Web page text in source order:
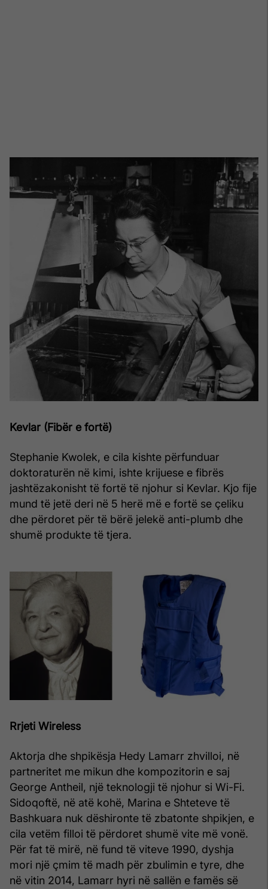
Kevlar (Fibër e fortë)
Stephanie Kwolek, e cila kishte përfunduar
doktoraturën në kimi, ishte krijuese e fibrës
jashtëzakonisht të fortë të njohur si Kevlar. Kjo fije
mund të jetë deri në 5 herë më e fortë se çeliku
dhe përdoret për të bërë jelekë anti-plumb dhe
shumë produkte të tjera.
Rrjeti Wireless
Aktorja dhe shpikësja Hedy Lamarr zhvilloi, në
partneritet me mikun dhe kompozitorin e saj
George Antheil, një teknologji të njohur si Wi-Fi.
Sidoqoftë, në atë kohë, Marina e Shteteve të
Bashkuara nuk dëshironte të zbatonte shpikjen, e
cila vetëm filloi të përdoret shumë vite më vonë.
Për fat të mirë, në fund të viteve 1990, dyshja
mori një çmim të madh për zbulimin e tyre, dhe
në vitin 2014, Lamarr hyri në sallën e famës së